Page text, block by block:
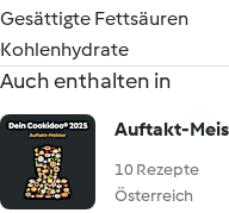
Gesättigte Fettsäuren
Kohlenhydrate
Auch enthalten in
Auftakt-
10 Rezepte
Österreich